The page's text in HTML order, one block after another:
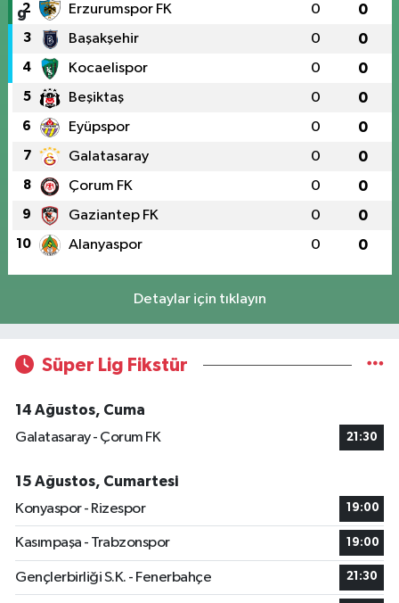
2 Erzurumspor FK 0 0
3 Başakşehir 0 0
4 Kocaelispor 0 0
5 Beşiktaş 0 0
6 Eyüpspor 0 0
7 Galatasaray 0 0
8 Çorum FK 0 0
9 Gaziantep FK 0 0
10 Alanyaspor 0 0
Detaylar için tıklayın
Süper Lig Fikstür
14 Ağustos, Cuma
Galatasaray - Çorum FK
21:30
15 Ağustos, Cumartesi
Konyaspor - Rizespor
19:00
Kasımpaşa - Trabzonspor 19:00
Gençlerbirliği S.K. - Fenerbahçe 21:30